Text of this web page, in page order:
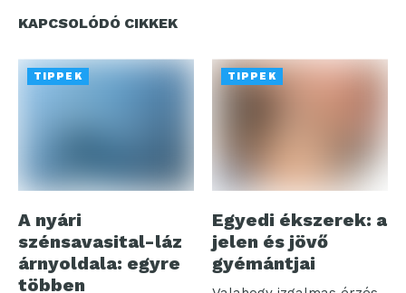
KAPCSOLÓDÓ CIKKEK
TIPPEK
A nyári
szénsavasital-láz
árnyoldala: egyre
többen
TIPPEK
Egyedi ékszerek: a
jelen és jövő
gyémántjai